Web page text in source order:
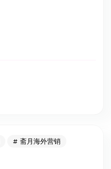
斋月海外营销